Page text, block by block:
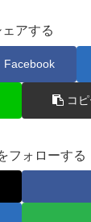
ェアする
Facebook
コ
フォローする